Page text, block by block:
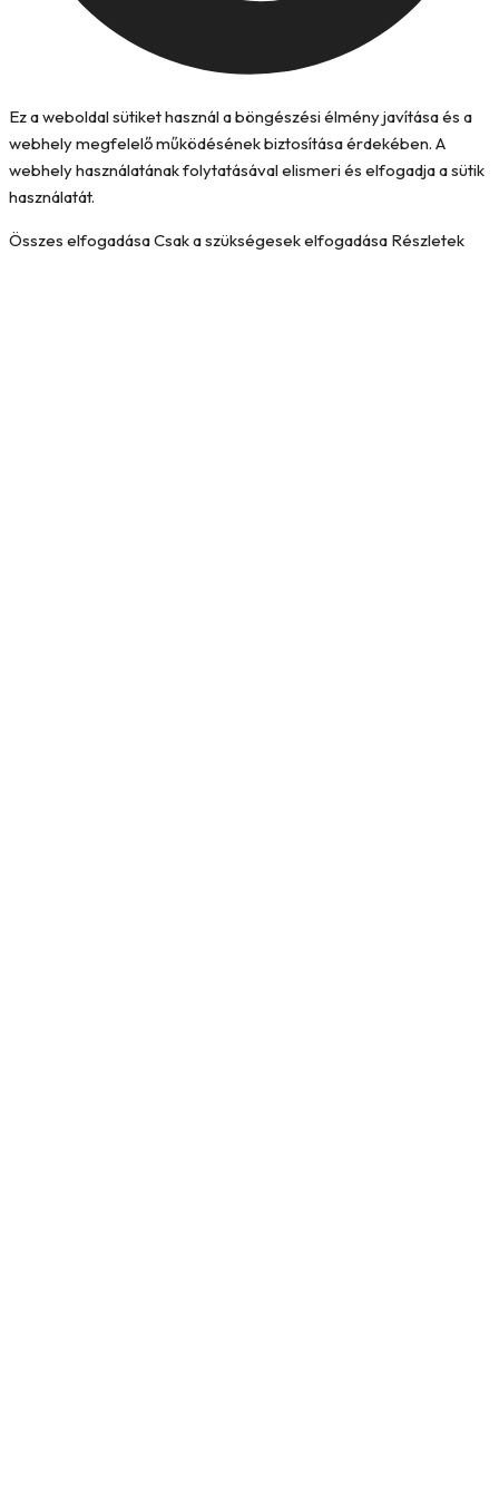
Ez a weboldal sütiket használ a böngészési élmény javítása és a
webhely megfelelő működésének biztosítása érdekében. A
webhely használatának folytatásával elismeri és elfogadja a sütik
használatát.
Összes elfogadásaCsak a szükségesek elfogadása Részletek